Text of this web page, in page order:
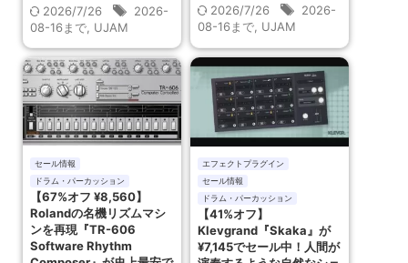
2026/7/26
2026-
08-16まで UJAM
2026/7/26
2026-
08-16まで UJAM
セール情報
ドラム・パーカッション
【67%オフ ¥8,560】
Rolandの名機リズムマシ
ンを再現『TR-606
Software Rhythm
エフェクトプラグイン
セール情報
ドラム・パーカッション
【41%オフ】
Klevgrand『Skaka』が
¥7,145でセール中！人間が